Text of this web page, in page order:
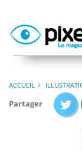
ACCUEIL
Partager